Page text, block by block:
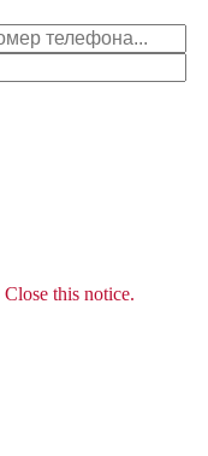
Close this notice.